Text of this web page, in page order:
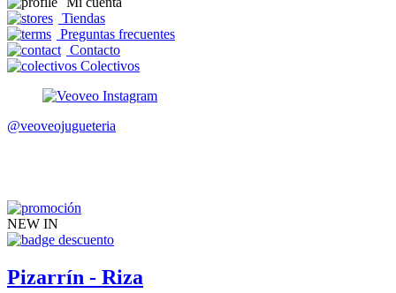
Tiendas
Preguntas frecuentes
Contacto
Colectivos
@veoveojugueteria
NEW IN
Pizarrín - Riza